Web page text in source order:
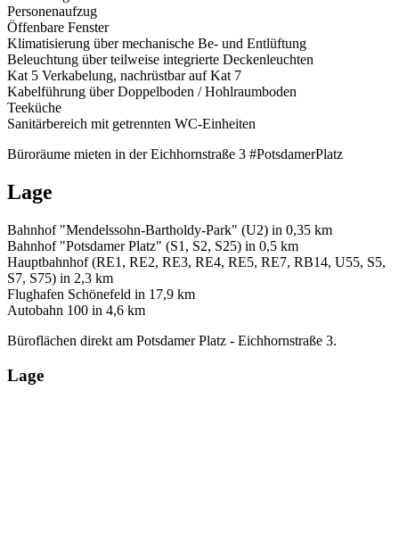
Personenaufzug
Öffenbare Fenster
Klimatisierung über mechanische Be- und Entlüftung
Beleuchtung über teilweise integrierte Deckenleuchten
Kat 5 Verkabelung, nachrüstbar auf Kat 7
Kabelführung über Doppelboden / Hohlraumboden
Teeküche
Sanitärbereich mit getrennten WC-Einheiten
Büroräume mieten in der Eichhornstraße 3 #PotsdamerPlatz
Lage
Bahnhof "Mendelssohn-Bartholdy-Park" (U2) in 0,35 km
Bahnhof "Potsdamer Platz" (S1, S2, S25) in 0,5 km
Hauptbahnhof (RE1, RE2, RE3, RE4, RE5, RE7, RB14, U55, S5,
S7, S75) in 2,3 km
Flughafen Schönefeld in 17,9 km
Autobahn 100 in 4,6 km
Büroflächen direkt am Potsdamer Platz - Eichhornstraße 3.
Lage